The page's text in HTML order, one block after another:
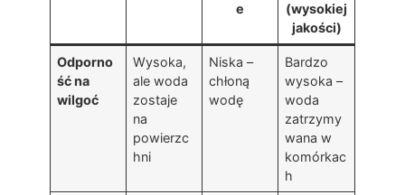
e
(wysokiej
jakości)
Odporno
ść na
wilgoć
Wysoka,
ale woda
zostaje
na
powierzc
hni
Niska –
chłoną
wodę
Bardzo
wysoka –
woda
zatrzymy
wana w
komórkac
h